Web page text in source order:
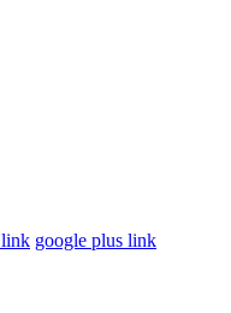
link google plus link